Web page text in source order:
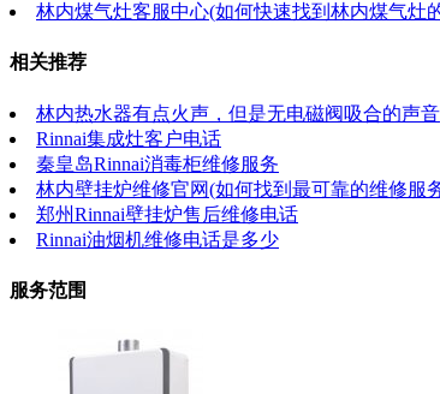
林内煤气灶客服中心(如何快速找到林内煤气灶
相关推荐
林内热水器有点火声，但是无电磁阀吸合的声音
Rinnai集成灶客户电话
秦皇岛Rinnai消毒柜维修服务
林内壁挂炉维修官网(如何找到最可靠的维修服
郑州Rinnai壁挂炉售后维修电话
Rinnai油烟机维修电话是多少
服务范围